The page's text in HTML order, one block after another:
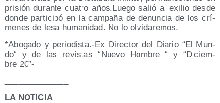
pri­sión duran­te cua­tro años.Luego salió al exi­lio des­de
don­de par­ti­ci­pó en la cam­pa­ña de denun­cia de los crí­
me­nes de lesa huma­ni­dad. No lo olvidaremos.
*Abo­ga­do y periodista.-Ex Direc­tor del Dia­rio “El Mun­
do“ y de las revis­tas “Nue­vo Hom­bre “ y “Diciem­
bre 20”-
LA NOTICIA